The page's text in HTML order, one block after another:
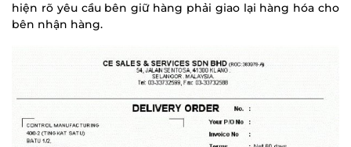
hiện rõ yêu cầu bên giữ hàng phải giao lại hàng hóa cho
bên nhận hàng.